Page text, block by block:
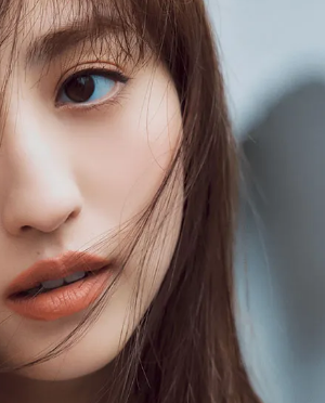
BEAUTY Aug, 4, 2026
【猛暑ダメージ】はまずリセッ
ト！30代の夏枯れ肌を救う「先
回りエイジングケア」美容液3選
| CLASSY.[クラッシィ]
Jul, 30, 2026
【30代のヘアスタイル】じわじ
わ人気「姫カット」ってどんな
ヘア？今支持されている理由っ
て？ | CLASSY.[クラッシィ]